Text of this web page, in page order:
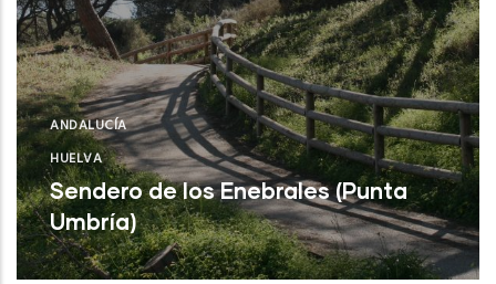
ANDALUCÍA
HUELVA
Sendero de los Enebrales (Punta
Umbría)